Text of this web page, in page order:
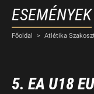
ESEMÉNYEK
Főoldal > Atlétika
5. EA U18